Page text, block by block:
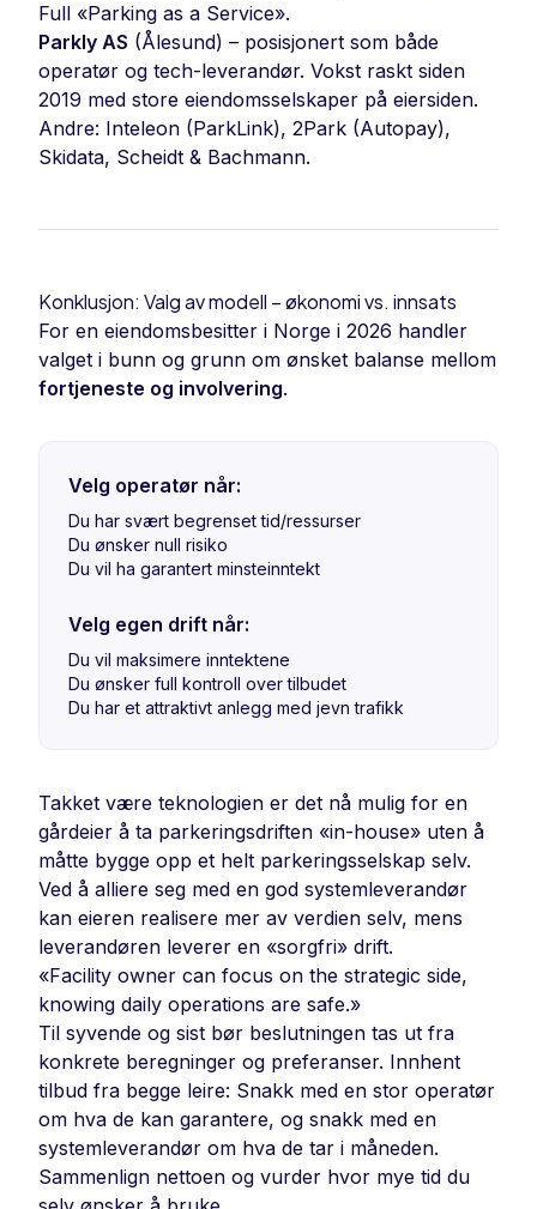
Full «Parking as a Service».
Parkly AS (Ålesund) – posisjonert som både
operatør og tech-leverandør. Vokst raskt siden
2019 med store eiendomsselskaper på eiersiden.
Andre: Inteleon (ParkLink), 2Park (Autopay),
Skidata, Scheidt & Bachmann.
Konklusjon: Valg av modell – økonomi vs. innsats
For en eiendomsbesitter i Norge i 2026 handler
valget i bunn og grunn om ønsket balanse mellom
fortjeneste og involvering.
Velg operatør når:
Du har svært begrenset tid/ressurser
Du ønsker null risiko
Du vil ha garantert minsteinntekt
Velg egen drift når:
Du vil maksimere inntektene
Du ønsker full kontroll over tilbudet
Du har et attraktivt anlegg med jevn trafikk
Takket være teknologien er det nå mulig for en
gårdeier å ta parkeringsdriften «in-house» uten å
måtte bygge opp et helt parkeringsselskap selv.
Ved å alliere seg med en god systemleverandør
kan eieren realisere mer av verdien selv, mens
leverandøren leverer en «sorgfri» drift.
«Facility owner can focus on the strategic side,
knowing daily operations are safe.»
Til syvende og sist bør beslutningen tas ut fra
konkrete beregninger og preferanser. Innhent
tilbud fra begge leire: Snakk med en stor operatør
om hva de kan garantere, og snakk med en
systemleverandør om hva de tar i måneden.
Sammenlign nettoen og vurder hvor mye tid du